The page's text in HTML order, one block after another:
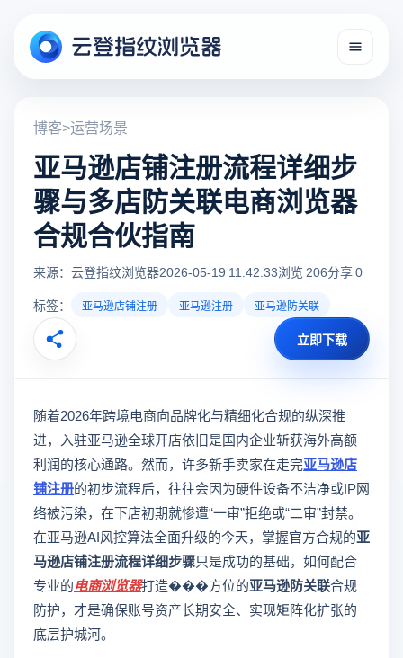
博客>运营场景
亚马逊店铺注册流程详细步
骤与多店防关联电商浏览器
合规合伙指南
来源：云登指纹浏览器2026-05-19 11:42:33浏览 206分享 0
标签：
亚马逊店铺注册 亚马逊注册 亚马逊防关联
立即下载
随着2026年跨境电商向品牌化与精细化合规的纵深推
进，入驻亚马逊全球开店依旧是国内企业斩获海外高额
利润的核心通路。然而，许多新手卖家在走完亚马逊店
铺注册的初步流程后，往往会因为硬件设备不洁净或IP网
络被污染，在下店初期就惨遭“一审”拒绝或“二审”封禁。
在亚马逊AI风控算法全面升级的今天，掌握官方合规的亚
马逊店铺注册流程详细步骤只是成功的基础，如何配合
专业的电商浏览器打造���方位的亚马逊防关联合规
防护，才是确保账号资产长期安全、实现矩阵化扩张的
底层护城河。